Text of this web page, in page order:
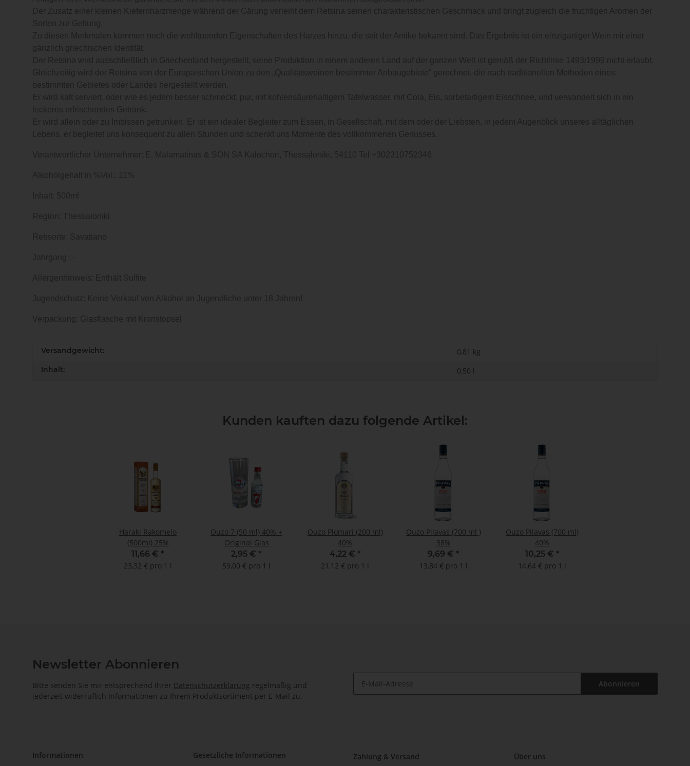
Versandgewicht: 0,81 kg
Inhalt: 0,50 l
Kunden kauften dazu folgende Artikel:
Haraki Rakomelo
(500ml) 25%
11,66 € *
23,32 € pro 1 l
Ouzo 7 (50 ml) 40% +
Original Glas
2,95 € *
59,00 € pro 1 l
Ouzo Plomari (200 ml)
40%
4,22 € *
21,12 € pro 1 l
Ouzo Pilavas (700 ml )
38%
9,69 € *
13,84 € pro 1 l
Ouzo Pilavas (700 ml)
40%
10,25 € *
14,64 € pro 1 l
Newsletter Abonnieren
Bitte senden Sie mir entsprechend Ihrer Datenschutzerklärung regelmäßig und
jederzeit widerruflich Informationen zu Ihrem Produktsortiment per E-Mail zu.
Abonnieren
Informationen Gesetzliche Informationen Zahlung & Versand Über uns